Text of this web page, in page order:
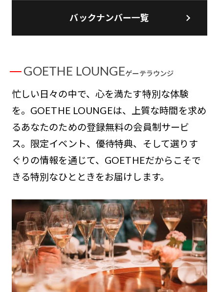
バックナンバー一覧
GOETHE LOUNGEゲーテラウンジ
忙しい日々の中で、心を満たす特別な体験
を。GOETHE LOUNGEは、上質な時間を求め
るあなたのための登録無料の会員制サービ
ス。限定イベント、優待特典、そして選りす
ぐりの情報を通じて、GOETHEだからこそで
きる特別なひとときをお届けします。